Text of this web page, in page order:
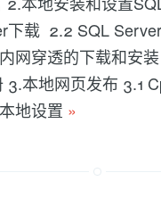
下载 2.2 SQL
网穿透的下载和安
3.本地网页发布 3.1
地设置 »